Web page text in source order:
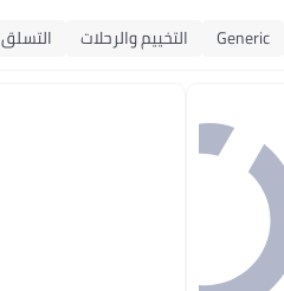
Generic التخييم والرحلات التسلق